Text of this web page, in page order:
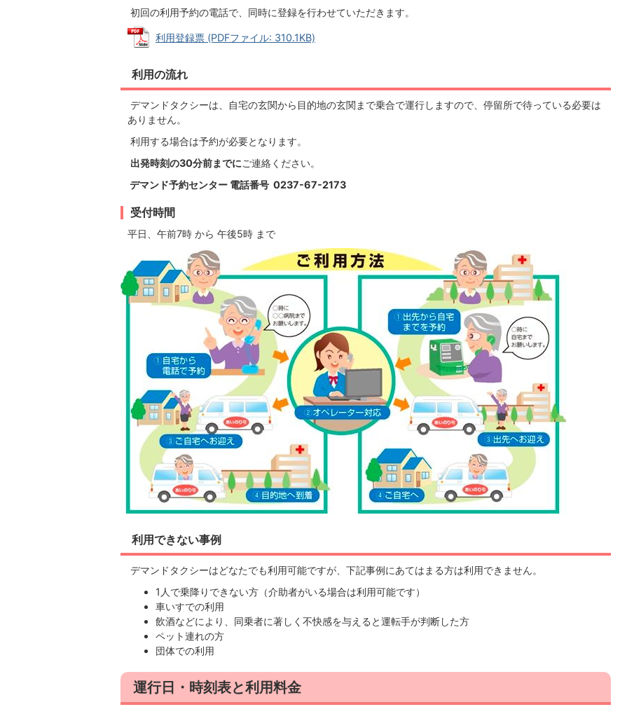
初回の利用予約の電話で、同時に登録を行わせていただきます。
利用登録票 (PDFファイル: 310.1KB)
利用の流れ
デマンドタクシーは、自宅の玄関から目的地の玄関まで乗合で運行しますので、停留所で待っている必要は
ありません。
利用する場合は予約が必要となります。
出発時刻の30分前までにご連絡ください。
デマンド予約センター 電話番号 0237-67-2173
受付時間
平日、午前7時 から 午後5時 まで
利用できない事例
デマンドタクシーはどなたでも利用可能ですが、下記事例にあてはまる方は利用できません。
1人で乗降りできない方（介助者がいる場合は利用可能です）
車いすでの利用
飲酒などにより、同乗者に著しく不快感を与えると運転手が判断した方
ペット連れの方
団体での利用
運行日・時刻表と利用料金